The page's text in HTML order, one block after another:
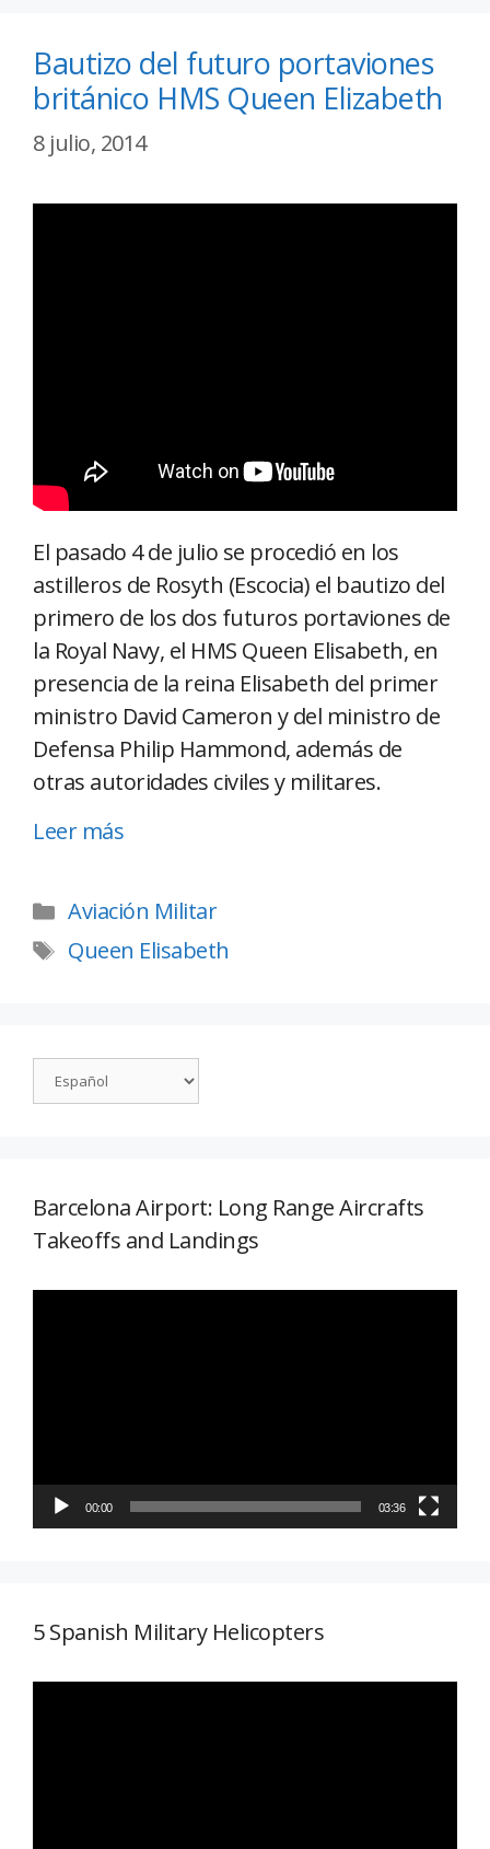
Bautizo del futuro portaviones
británico HMS Queen Elizabeth
8 julio, 2014
El pasado 4 de julio se procedió en los
astilleros de Rosyth (Escocia) el bautizo del
primero de los dos futuros portaviones de
la Royal Navy, el HMS Queen Elisabeth, en
presencia de la reina Elisabeth del primer
ministro David Cameron y del ministro de
Defensa Philip Hammond, además de
otras autoridades civiles y militares.
Leer más
Aviación Militar
Queen Elisabeth
Barcelona Airport: Long Range Aircrafts
Takeoffs and Landings
00:00 03:36
5 Spanish Military Helicopters